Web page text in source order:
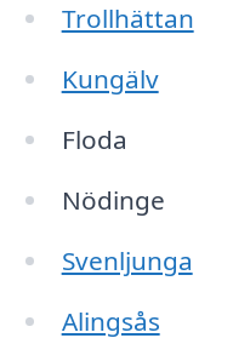
Trollhättan
Kungälv
Floda
Nödinge
Svenljunga
Alingsås